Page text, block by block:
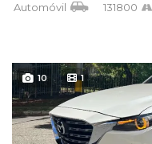
Automóvil 131800
10 1